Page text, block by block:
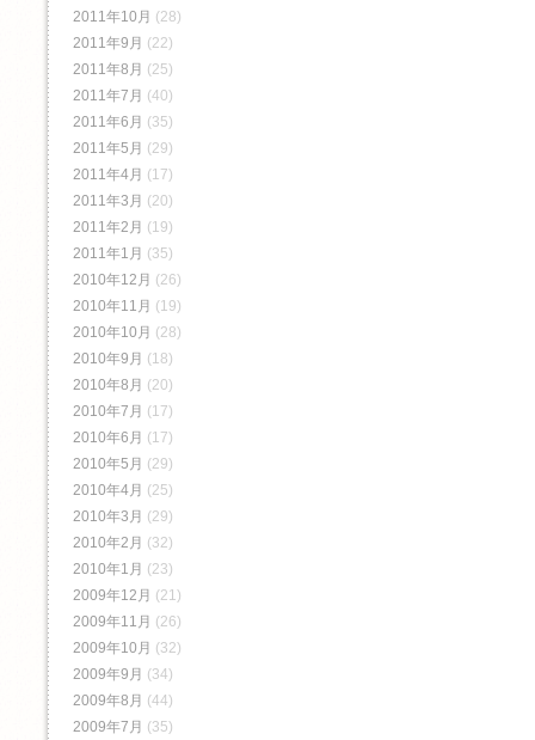
2011年10月 (28)
2011年9月 (22)
2011年8月 (25)
2011年7月 (40)
2011年6月 (35)
2011年5月 (29)
2011年4月 (17)
2011年3月 (20)
2011年2月 (19)
2011年1月 (35)
2010年12月 (26)
2010年11月 (19)
2010年10月 (28)
2010年9月 (18)
2010年8月 (20)
2010年7月 (17)
2010年6月 (17)
2010年5月 (29)
2010年4月 (25)
2010年3月 (29)
2010年2月 (32)
2010年1月 (23)
2009年12月 (21)
2009年11月 (26)
2009年10月 (32)
2009年9月 (34)
2009年8月 (44)
2009年7月 (35)